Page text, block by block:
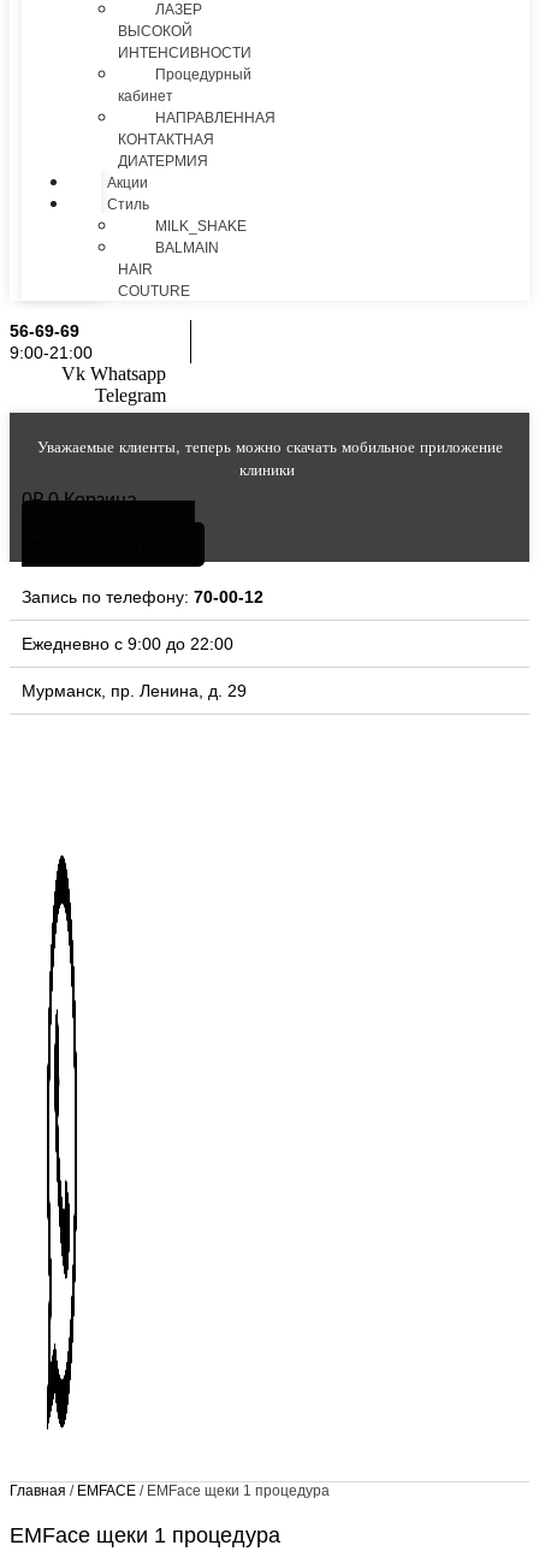
ЛАЗЕР
ВЫСОКОЙ
ИНТЕНСИВНОСТИ
Процедурный
кабинет
НАПРАВЛЕННАЯ
КОНТАКТНАЯ
ДИАТЕРМИЯ
Акции
Стиль
MILK_SHAKE
BALMAIN
HAIR
COUTURE
56-69-69
9:00-21:00
Vk Whatsapp
Telegram
Уважаемые клиенты, теперь можно скачать мобильное приложение
клиники
0₽ 0 Корзина
Запись по телефону: 70-00-12
Ежедневно с 9:00 до 22:00
Мурманск, пр. Ленина, д. 29
Главная / EMFACE / EMFace щеки 1 процедура
EMFace щеки 1 процедура